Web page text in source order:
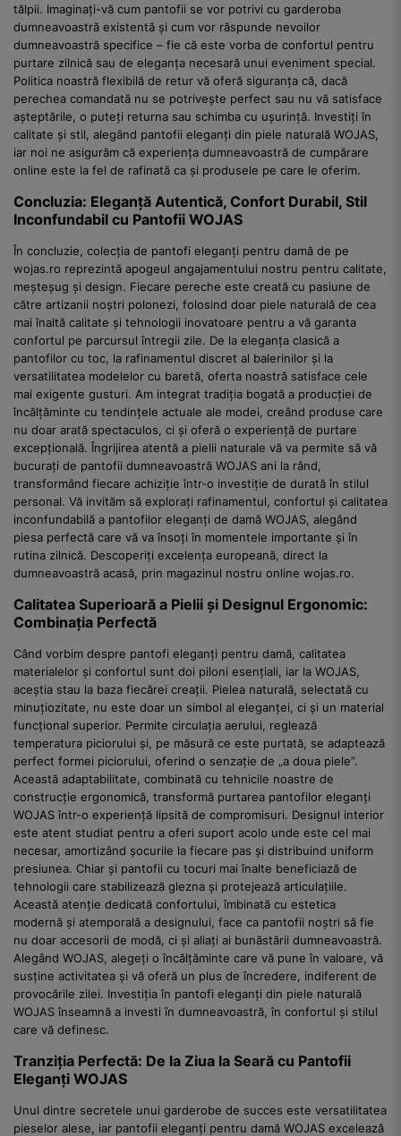
tălpii. Imaginați-vă cum pantofii se vor potrivi cu garderoba
dumneavoastră existentă și cum vor răspunde nevoilor
dumneavoastră specifice – fie că este vorba de confortul pentru
purtare zilnică sau de eleganța necesară unui eveniment special.
Politica noastră flexibilă de retur vă oferă siguranța că, dacă
perechea comandată nu se potrivește perfect sau nu vă satisface
așteptările, o puteți returna sau schimba cu ușurință. Investiți în
calitate și stil, alegând pantofii eleganți din piele naturală WOJAS,
iar noi ne asigurăm că experiența dumneavoastră de cumpărare
online este la fel de rafinată ca și produsele pe care le oferim.
Concluzia: Eleganță Autentică, Confort Durabil, Stil
Inconfundabil cu Pantofii WOJAS
În concluzie, colecția de pantofi eleganți pentru damă de pe
wojas.ro reprezintă apogeul angajamentului nostru pentru calitate,
meșteșug și design. Fiecare pereche este creată cu pasiune de
către artizanii noștri polonezi, folosind doar piele naturală de cea
mai înaltă calitate și tehnologii inovatoare pentru a vă garanta
confortul pe parcursul întregii zile. De la eleganța clasică a
pantofilor cu toc, la rafinamentul discret al balerinilor și la
versatilitatea modelelor cu baretă, oferta noastră satisface cele
mai exigente gusturi. Am integrat tradiția bogată a producției de
încălțăminte cu tendințele actuale ale modei, creând produse care
nu doar arată spectaculos, ci și oferă o experiență de purtare
excepțională. Îngrijirea atentă a pielii naturale vă va permite să vă
bucurați de pantofii dumneavoastră WOJAS ani la rând,
transformând fiecare achiziție într-o investiție de durată în stilul
personal. Vă invităm să explorați rafinamentul, confortul și calitatea
inconfundabilă a pantofilor eleganți de damă WOJAS, alegând
piesa perfectă care vă va însoți în momentele importante și în
rutina zilnică. Descoperiți excelența europeană, direct la
dumneavoastră acasă, prin magazinul nostru online wojas.ro.
Calitatea Superioară a Pielii și Designul Ergonomic:
Combinația Perfectă
Când vorbim despre pantofi eleganți pentru damă, calitatea
materialelor și confortul sunt doi piloni esențiali, iar la WOJAS,
aceștia stau la baza fiecărei creații. Pielea naturală, selectată cu
minuțiozitate, nu este doar un simbol al eleganței, ci și un material
funcțional superior. Permite circulația aerului, reglează
temperatura piciorului și, pe măsură ce este purtată, se adaptează
perfect formei piciorului, oferind o senzație de „a doua piele”.
Această adaptabilitate, combinată cu tehnicile noastre de
construcție ergonomică, transformă purtarea pantofilor eleganți
WOJAS într-o experiență lipsită de compromisuri. Designul interior
este atent studiat pentru a oferi suport acolo unde este cel mai
necesar, amortizând șocurile la fiecare pas și distribuind uniform
presiunea. Chiar și pantofii cu tocuri mai înalte beneficiază de
tehnologii care stabilizează glezna și protejează articulațiile.
Această atenție dedicată confortului, îmbinată cu estetica
modernă și atemporală a designului, face ca pantofii noștri să fie
nu doar accesorii de modă, ci și aliați ai bunăstării dumneavoastră.
Alegând WOJAS, alegeți o încălțăminte care vă pune în valoare, vă
susține activitatea și vă oferă un plus de încredere, indiferent de
provocările zilei. Investiția în pantofi eleganți din piele naturală
WOJAS înseamnă a investi în dumneavoastră, în confortul și stilul
care vă definesc.
Tranziția Perfectă: De la Ziua la Seară cu Pantofii
Eleganți WOJAS
Unul dintre secretele unui garderobe de succes este versatilitatea
pieselor alese, iar pantofii eleganți pentru damă WOJAS excelează